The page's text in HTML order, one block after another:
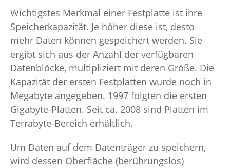
Wichtigstes Merkmal einer Festplatte ist ihre
Speicherkapazität. Je höher diese ist, desto
mehr Daten können gespeichert werden. Sie
ergibt sich aus der Anzahl der verfügbaren
Datenblöcke, multipliziert mit deren Größe. Die
Kapazität der ersten Festplatten wurde noch in
Megabyte angegeben. 1997 folgten die ersten
Gigabyte-Platten. Seit ca. 2008 sind Platten im
Terrabyte-Bereich erhältlich.
Um Daten auf dem Datenträger zu speichern,
wird dessen Oberfläche (berührungslos)